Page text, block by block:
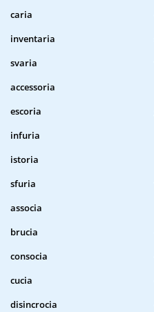
caria
inventaria
svaria
accessoria
escoria
infuria
istoria
sfuria
associa
brucia
consocia
cucia
disincrocia